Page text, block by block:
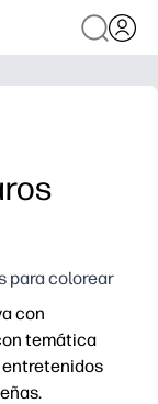
para colorear
con
temática
entretenidos